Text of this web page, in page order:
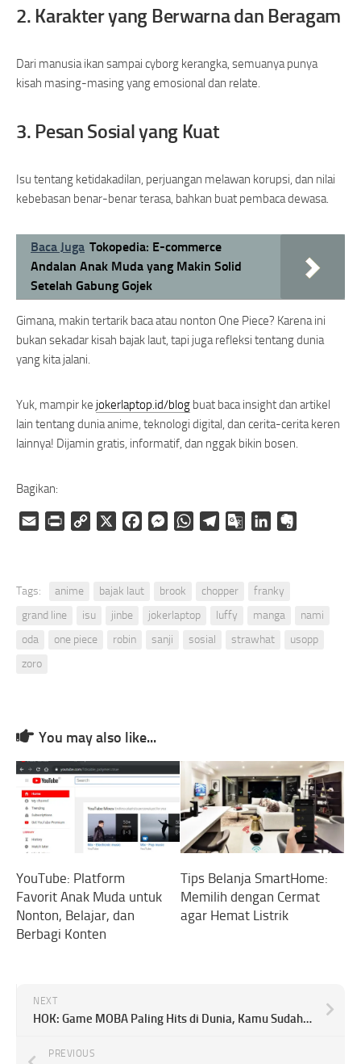
2. Karakter yang Berwarna dan Beragam
Dari manusia ikan sampai cyborg kerangka, semuanya punya
kisah masing-masing yang emosional dan relate.
3. Pesan Sosial yang Kuat
Isu tentang ketidakadilan, perjuangan melawan korupsi, dan nilai
kebebasan benar-benar terasa, bahkan buat pembaca dewasa.
Baca Juga Tokopedia: E-commerce
Andalan Anak Muda yang Makin Solid
Setelah Gabung Gojek
Gimana, makin tertarik baca atau nonton One Piece? Karena ini
bukan sekadar kisah bajak laut, tapi juga refleksi tentang dunia
yang kita jalani.
Yuk, mampir ke jokerlaptop.id/blog buat baca insight dan artikel
lain tentang dunia anime, teknologi digital, dan cerita-cerita keren
lainnya! Dijamin gratis, informatif, dan nggak bikin bosen.
Bagikan:
Email Print
Copy
FacebookMessengerWhatsAppTelegramGoogleLinkedIn
Tags: anime bajak laut brook chopper
franky
grand line
isu jinbe jokerlaptop luffy manga
nami
oda
one piece robin sanji sosial strawhat
usopp
zoro
You may also like...
YouTube: Platform
Favorit Anak Muda untuk
Nonton, Belajar, dan
Berbagi Konten
Tips Belanja SmartHome:
Memilih dengan Cermat
agar Hemat Listrik
NEXT
HOK: Game MOBA Paling Hits di Dunia, Kamu Sudah Main Belum?
PREVIOUS